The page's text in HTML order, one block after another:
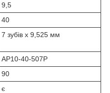
9,5
40
7 зубів х 9,525 мм
AP10-40-507P
90
є